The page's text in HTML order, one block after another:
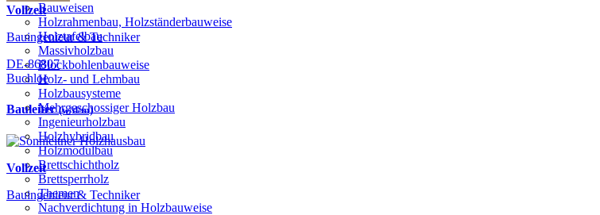
Bauweisen
Holzrahmenbau, Holzständerbauweise
Holztafelbau
Massivholzbau
Blockbohlenbauweise
Holz- und Lehmbau
Holzbausysteme
Mehrgeschossiger Holzbau
Ingenieurholzbau
Holzhybridbau
Holzmodulbau
Brettschichtholz
Brettsperrholz
Themen
Nachverdichtung in Holzbauweise
Vollzeit
Bauingenieur & Techniker
DE-86807
Buchloe
Bauleiter(w/d/m)
Vollzeit
Bauingenieur & Techniker